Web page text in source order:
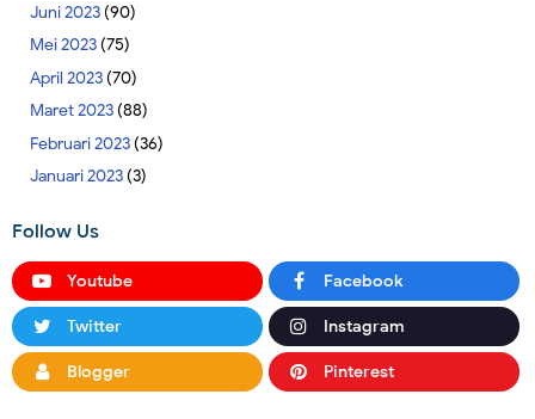
Juni 2023(90)
Mei 2023(75)
April 2023(70)
Maret 2023(88)
Februari 2023(36)
Januari 2023(3)
Follow Us
Youtube Facebook
Twitter Instagram
Blogger Pinterest